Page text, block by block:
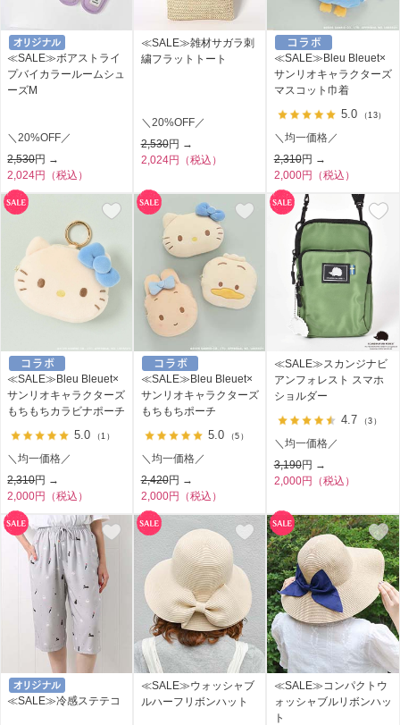
≪SALE≫ボアストライ
プバイカラールームシュ
ーズM
＼20%OFF／
2,530円 →
2,024円（税込）
≪SALE≫雑材サガラ刺
繍フラットトート
＼20%OFF／
2,530円 →
2,024円（税込）
≪SALE≫Bleu Bleuet×
サンリオキャラクターズ
マスコット巾着
5.0 （13）
＼均一価格／
2,310円 →
2,000円（税込）
≪SALE≫Bleu Bleuet×
サンリオキャラクターズ
もちもちカラビナポーチ
5.0 （1）
＼均一価格／
2,310円 →
2,000円（税込）
≪SALE≫Bleu Bleuet×
サンリオキャラクターズ
もちもちポーチ
5.0 （5）
＼均一価格／
2,420円 →
2,000円（税込）
≪SALE≫スカンジナビ
アンフォレスト スマホ
ショルダー
4.7 （3）
＼均一価格／
3,190円 →
2,000円（税込）
≪SALE≫冷感ステテコ
≪SALE≫ウォッシャブ
ルハーフリボンハット
≪SALE≫コンパクトウ
ォッシャブルリボンハッ
ト